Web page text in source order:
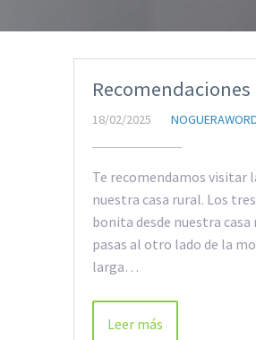
Recomendaciones
18/02/2025
Te recomendamos visitar
nuestra casa rural. Los
bonita desde nuestra
pasas al otro lado de la
larga…
Leer más